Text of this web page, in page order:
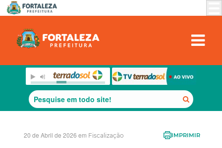
20 de Abril de 2026 em Fiscalização IMPRIMIR